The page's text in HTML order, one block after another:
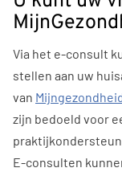
Via het e-consult
stellen aan uw
van
zijn bedoeld voor
E-consulten